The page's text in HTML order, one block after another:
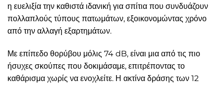
η ευελιξία την καθιστά ιδανική για σπίτια που συνδυάζουν
πολλαπλούς τύπους πατωμάτων, εξοικονομώντας χρόνο
από την αλλαγή εξαρτημάτων.
Με επίπεδο θορύβου μόλις 74 dB, είναι μια από τις πιο
ήσυχες σκούπες που δοκιμάσαμε, επιτρέποντας το
καθάρισμα χωρίς να ενοχλείτε. Η ακτίνα δράσης των 12